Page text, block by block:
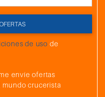
OFERTAS
de uso de
envíe ofertas
crucerista